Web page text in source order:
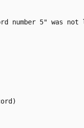
number 5" was not